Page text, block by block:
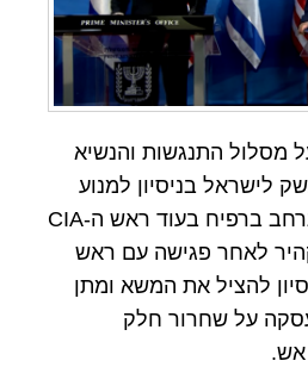
מסלול התנגשות והנשיא
לישראל בניסיון למנוע
מבצע צבאי ישראל נרחב ברפיח בעוד ראש ה-CIA
לאחר פגישה עם ראש
להציל את המשא ומתן
על שחרור חלק
אש.